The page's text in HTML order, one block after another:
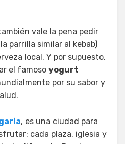
vale la pena pedir
parrilla similar al kebab)
local. Y por supuesto,
el famoso yogurt
por su sabor y
, es una ciudad para
cada plaza, iglesia y